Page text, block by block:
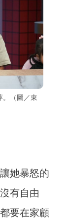
。（圖／東
她暴怒的
有自由
要在家顧